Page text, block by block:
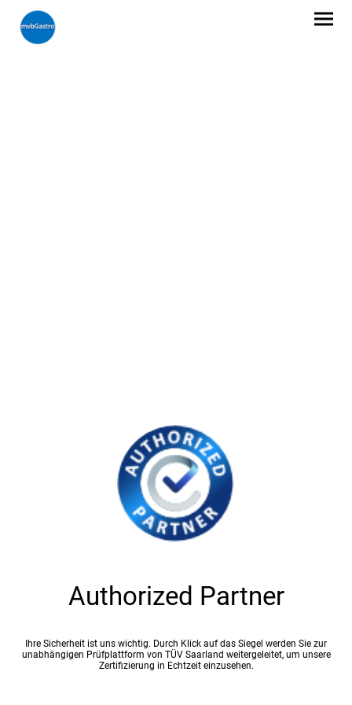
Authorized Partner
Ihre Sicherheit ist uns wichtig. Durch Klick auf das Siegel werden Sie zur
unabhängigen Prüfplattform von TÜV Saarland weitergeleitet, um unsere
Zertifizierung in Echtzeit einzusehen.